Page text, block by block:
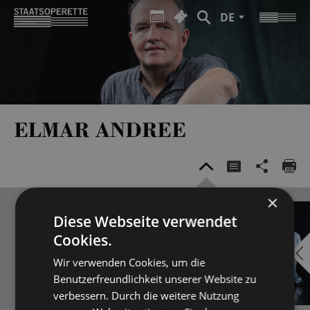
DE
ELMAR ANDREE
×
Diese Webseite verwendet
Cookies.
Wir verwenden Cookies, um die
Benutzerfreundlichkeit unserer Website zu
verbessern. Durch die weitere Nutzung